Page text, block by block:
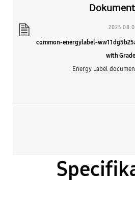
common-energylabel-
with
Energy Label